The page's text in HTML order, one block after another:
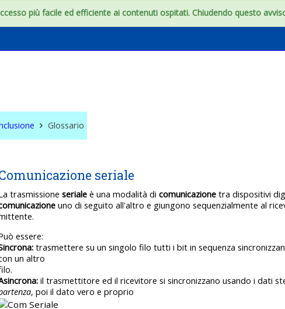
più facile ed efficiente ai contenuti ospitati. Chiudendo questo
Glossario
seriale
trasmissioneseriale è una modalità dicomunicazione tra dispositivi
uno di seguito all'altro e giungono sequenzialmente al
essere:
trasmettere su un singolo filo tutti i bit in sequenza
un altro
il trasmettitore ed il ricevitore si sincronizzano usando i dati
, poi il dato vero e proprio